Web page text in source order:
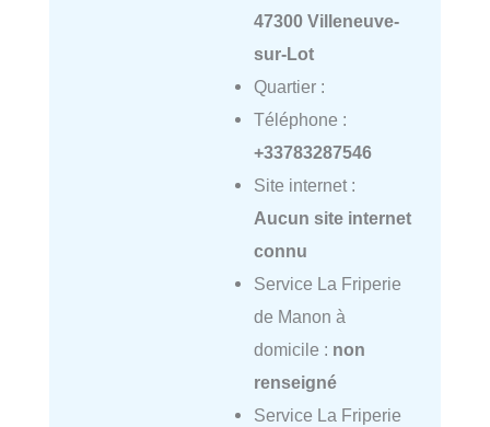
47300 Villeneuve-
sur-Lot
Quartier :
Téléphone :
+33783287546
Site internet :
Aucun site internet
connu
Service La Friperie
de Manon à
domicile : non
renseigné
Service La Friperie